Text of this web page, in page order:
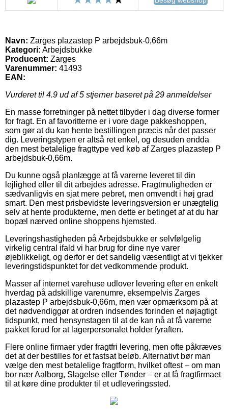
Navn: Zarges plazastep P arbejdsbuk-0,66m
Kategori: Arbejdsbukke
Producent: Zarges
Varenummer: 41493
EAN:
Vurderet til 4.9 ud af 5 stjerner baseret på 29 anmeldelser
En masse forretninger på nettet tilbyder i dag diverse former
for fragt. En af favoritterne er i vore dage pakkeshoppen,
som gør at du kan hente bestillingen præcis når det passer
dig. Leveringstypen er altså ret enkel, og desuden endda
den mest betalelige fragttype ved køb af Zarges plazastep P
arbejdsbuk-0,66m.
Du kunne også planlægge at få varerne leveret til din
lejlighed eller til dit arbejdes adresse. Fragtmuligheden er
sædvanligvis en sjat mere pebret, men omvendt i høj grad
smart. Den mest prisbevidste leveringsversion er unægtelig
selv at hente produkterne, men dette er betinget af at du har
bopæl nærved online shoppens hjemsted.
Leveringshastigheden på Arbejdsbukke er selvfølgelig
virkelig central ifald vi har brug for dine nye varer
øjeblikkeligt, og derfor er det sandelig væsentligt at vi tjekker
leveringstidspunktet for det vedkommende produkt.
Masser af internet varehuse udlover levering efter en enkelt
hverdag på adskillige varenumre, eksempelvis Zarges
plazastep P arbejdsbuk-0,66m, men vær opmærksom på at
det nødvendiggør at ordren indsendes forinden et nøjagtigt
tidspunkt, med hensynstagen til at de kan nå at få varerne
pakket forud for at lagerpersonalet holder fyraften.
Flere online firmaer yder fragtfri levering, men ofte påkræves
det at der bestilles for et fastsat beløb. Alternativt bør man
vælge den mest betalelige fragtform, hvilket oftest – om man
bor nær Aalborg, Slagelse eller Tønder – er at få fragtfirmaet
til at køre dine produkter til et udleveringssted.